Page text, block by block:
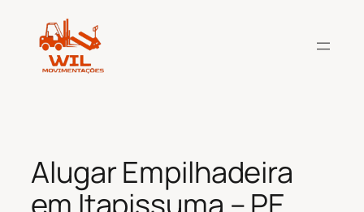
conteúdo
Alugar Empilhadeira